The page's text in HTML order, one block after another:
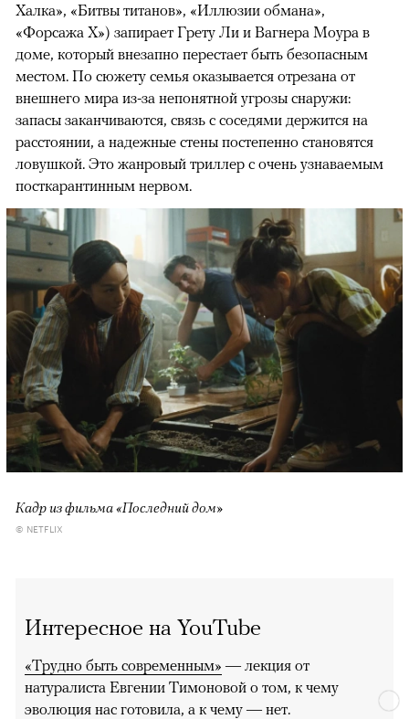
Халка», «Битвы титанов», «Иллюзии обмана»,
«Форсажа X») запирает Грету Ли и Вагнера Моура в
доме, который внезапно перестает быть безопасным
местом. По сюжету семья оказывается отрезана от
внешнего мира из-за непонятной угрозы снаружи:
запасы заканчиваются, связь с соседями держится на
расстоянии, а надежные стены постепенно становятся
ловушкой. Это жанровый триллер с очень узнаваемым
посткарантинным нервом.
Кадр из фильма «Последний дом»
© NETFLIX
Интересное на YouTube
«Трудно быть современным» — лекция от
натуралиста Евгении Тимоновой о том, к чему
эволюция нас готовила, а к чему — нет.